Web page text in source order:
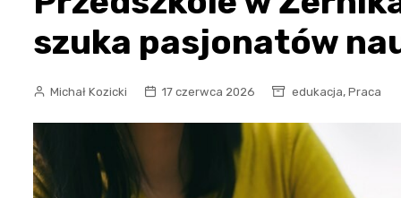
Wszystkie wpisy
Co warto
Wrocławiu?
szuka pasjonatów
Michał Kozicki 17 czerwca 2026 edukacja, Praca